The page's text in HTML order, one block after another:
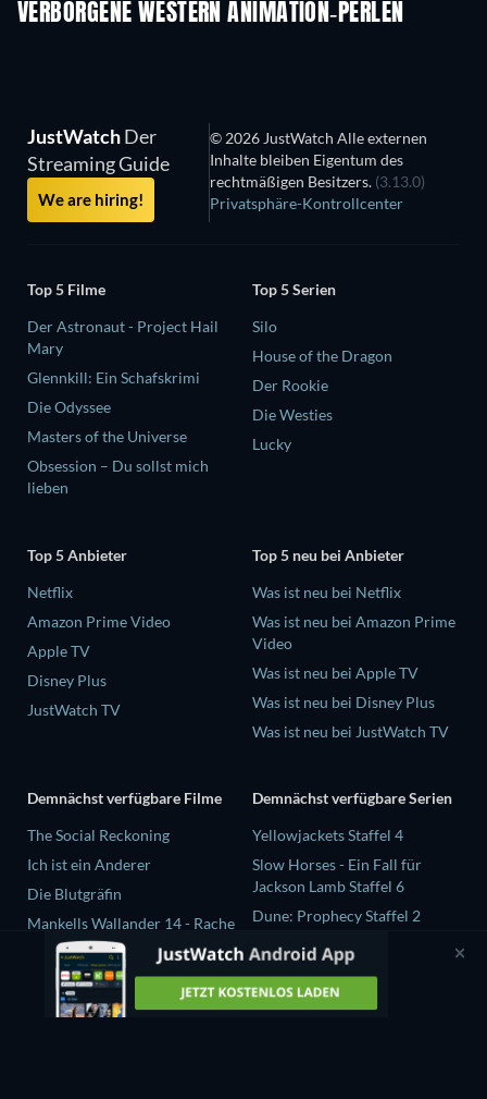
VERBORGENE WESTERN ANIMATION-PERLEN
Serie
JustWatchDer
Streaming Guide
We are hiring!
© 2026 JustWatch Alle externen
Inhalte bleiben Eigentum des
rechtmäßigen Besitzers. (3.13.0)
Privatsphäre-Kontrollcenter
Top 5 Filme
Der Astronaut - Project Hail
Mary
Glennkill: Ein Schafskrimi
Die Odyssee
Masters of the Universe
Obsession – Du sollst mich
lieben
Top 5 Serien
Silo
House of the Dragon
Der Rookie
Die Westies
Lucky
Top 5 Anbieter
Netflix
Amazon Prime Video
Apple TV
Disney Plus
JustWatch TV
Top 5 neu bei Anbieter
Was ist neu bei Netflix
Was ist neu bei Amazon Prime
Video
Was ist neu bei Apple TV
Was ist neu bei Disney Plus
Was ist neu bei JustWatch TV
Demnächst verfügbare Filme
The Social Reckoning
Ich ist ein Anderer
Die Blutgräfin
Mankells Wallander 14 - Rache
Beast Race
Demnächst verfügbare Serien
Yellowjackets Staffel 4
Slow Horses - Ein Fall für
Jackson Lamb Staffel 6
Dune: Prophecy Staffel 2
The Gentlemen Staffel 2
Love Is Blind: UK Staffel 3